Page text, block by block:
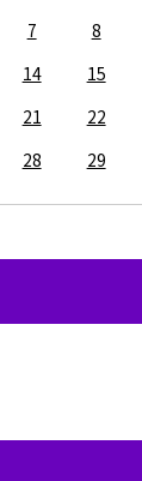
7 8
14 15
21 22
28 29